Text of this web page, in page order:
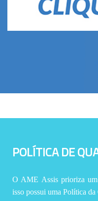
POLÍTICA DE
O AME Assis prioriza um
isso possui uma Política da